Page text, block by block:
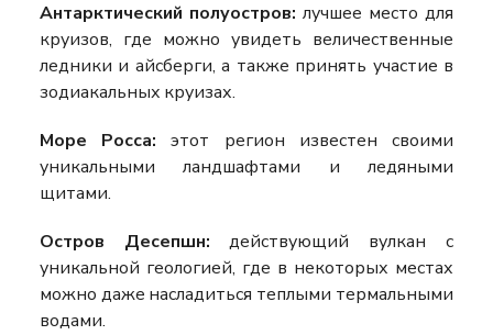
Антарктический полуостров: лучшее место для
круизов, где можно увидеть величественные
ледники и айсберги, а также принять участие в
зодиакальных круизах.
Море Росса: этот регион известен своими
уникальными ландшафтами и ледяными
щитами.
Остров Десепшн: действующий вулкан с
уникальной геологией, где в некоторых местах
можно даже насладиться теплыми термальными
водами.